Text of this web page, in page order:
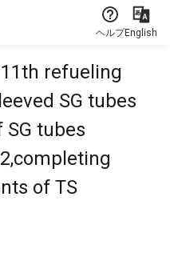
ヘルプEnglish
refueling
SG tubes
SG tubes
of TS